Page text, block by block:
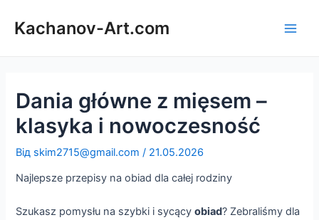
Kachanov-Art.com
Dania główne z mięsem –
klasyka i nowoczesność
Від skim2715@gmail.com/ 21.05.2026
Najlepsze przepisy na obiad dla całej rodziny
Szukasz pomysłu na szybki i sycącyobiad? Zebraliśmy dla